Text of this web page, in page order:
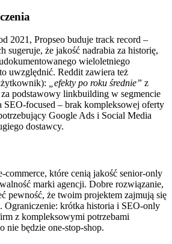
2021, Propseo buduje track record –
sugeruje, że jakość nadrabia za historię,
wieloletniego
uwzględnić. Reddit zawiera też
„efekty po roku średnie” z
podstawowy linkbuilding w segmencie
SEO-focused – brak kompleksowej oferty
Google Ads i Social Media
dostawcy.
które cenią jakość senior-only
marki agencji. Dobre rozwiązanie,
pewność, że twoim projektem zajmują się
Ograniczenie: krótka historia i SEO-only
z kompleksowymi potrzebami
nie będzie one-stop-shop.